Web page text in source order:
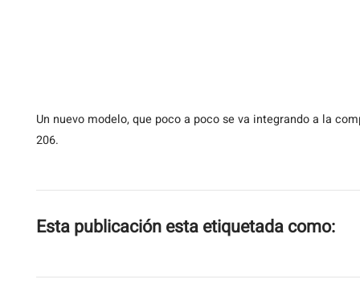
Un nuevo modelo, que poco a poco se va integrando a la
206.
Esta publicación esta etiquetada como: